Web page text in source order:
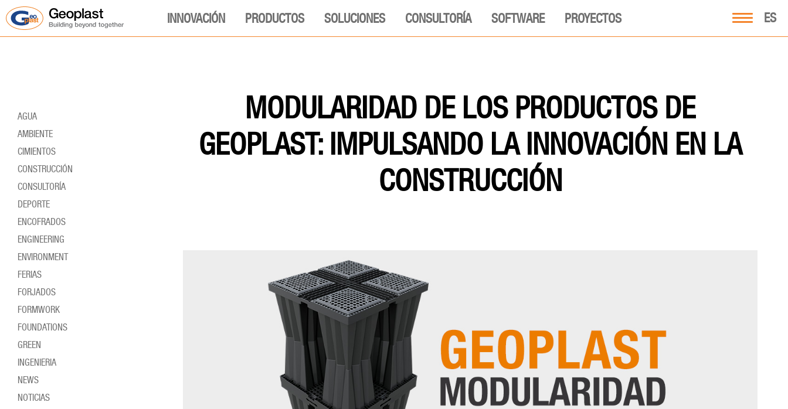
ES
INNOVACIÓN PRODUCTOS SOLUCIONES CONSULTORÍA SOFTWARE PROYECTOS
MODULARIDAD DE LOS PRODUCTOS DE
GEOPLAST: IMPULSANDO LA INNOVACIÓN EN LA
CONSTRUCCIÓN
AGUA
AMBIENTE
CIMIENTOS
CONSTRUCCIÓN
CONSULTORÍA
DEPORTE
ENCOFRADOS
ENGINEERING
ENVIRONMENT
FERIAS
FORJADOS
FORMWORK
FOUNDATIONS
GREEN
INGENIERIA
NEWS
NOTICIAS